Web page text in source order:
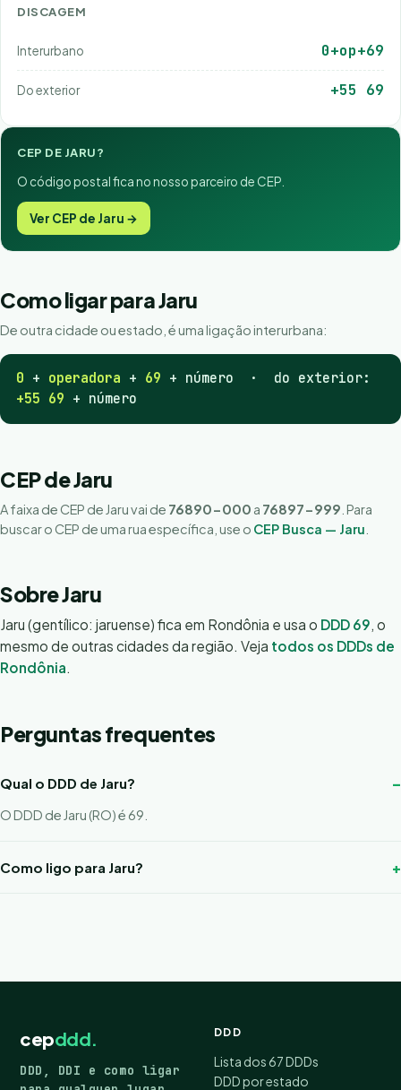
DISCAGEM
Interurbano 0+op+69
Do exterior +55 69
CEP DE JARU?
O código postal fica no nosso parceiro de CEP.
Ver CEP de Jaru →
Como ligar para Jaru
De outra cidade ou estado, é uma ligação interurbana:
0 + operadora + 69 + número · do exterior:
+55 69 + número
CEP de Jaru
A faixa de CEP de Jaru vai de 76890-000 a 76897-999 . Para
buscar o CEP de uma rua específica, use o CEP Busca — Jaru
Sobre Jaru
Jaru (gentílico: jaruense) fica em Rondônia e usa o DDD 69, o
mesmo de outras cidades da região. Veja todos os DDDs de
Rondônia.
Perguntas frequentes
Qual o DDD de Jaru?
O DDD de Jaru (RO) é 69.
Como ligo para Jaru?
cepddd.
DDD, DDI e como ligar
DDD
Lista dos 67 DDDs
DDD por estado